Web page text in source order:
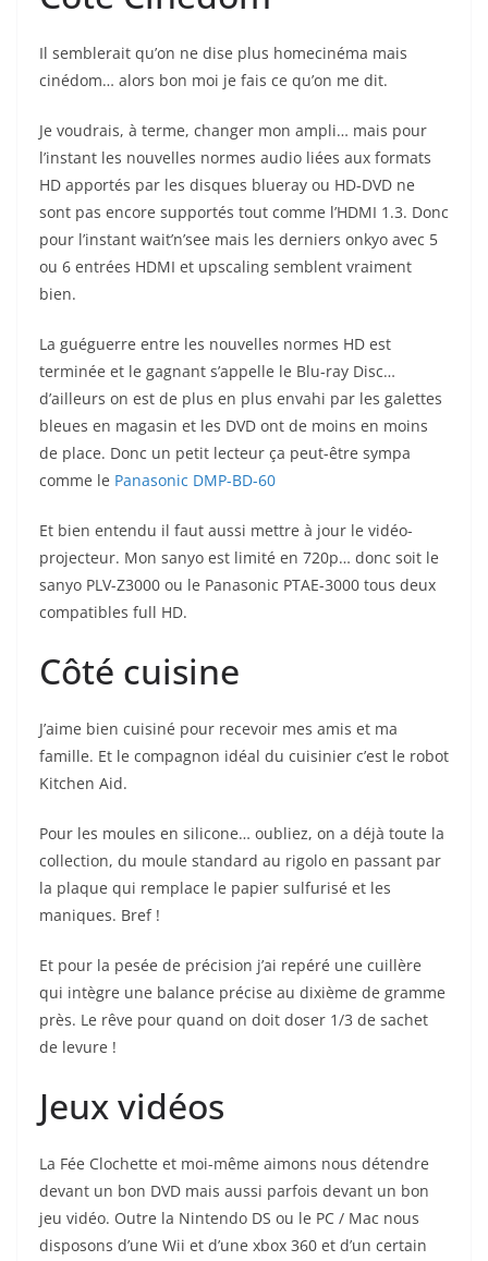
Il semblerait qu’on ne dise plus homecinéma mais
cinédom… alors bon moi je fais ce qu’on me dit.
Je voudrais, à terme, changer mon ampli… mais pour
l’instant les nouvelles normes audio liées aux formats
HD apportés par les disques blueray ou HD-DVD ne
sont pas encore supportés tout comme l’HDMI 1.3. Donc
pour l’instant wait’n’see mais les derniers onkyo avec 5
ou 6 entrées HDMI et upscaling semblent vraiment
bien.
La guéguerre entre les nouvelles normes HD est
terminée et le gagnant s’appelle le Blu-ray Disc…
d’ailleurs on est de plus en plus envahi par les galettes
bleues en magasin et les DVD ont de moins en moins
de place. Donc un petit lecteur ça peut-être sympa
comme le Panasonic DMP-BD-60
Et bien entendu il faut aussi mettre à jour le vidéo-
projecteur. Mon sanyo est limité en 720p… donc soit le
sanyo PLV-Z3000 ou le Panasonic PTAE-3000 tous deux
compatibles full HD.
Côté cuisine
J’aime bien cuisiné pour recevoir mes amis et ma
famille. Et le compagnon idéal du cuisinier c’est le robot
Kitchen Aid.
Pour les moules en silicone… oubliez, on a déjà toute la
collection, du moule standard au rigolo en passant par
la plaque qui remplace le papier sulfurisé et les
maniques. Bref !
Et pour la pesée de précision j’ai repéré une cuillère
qui intègre une balance précise au dixième de gramme
près. Le rêve pour quand on doit doser 1/3 de sachet
de levure !
Jeux vidéos
La Fée Clochette et moi-même aimons nous détendre
devant un bon DVD mais aussi parfois devant un bon
jeu vidéo. Outre la Nintendo DS ou le PC / Mac nous
disposons d’une Wii et d’une xbox 360 et d’un certain